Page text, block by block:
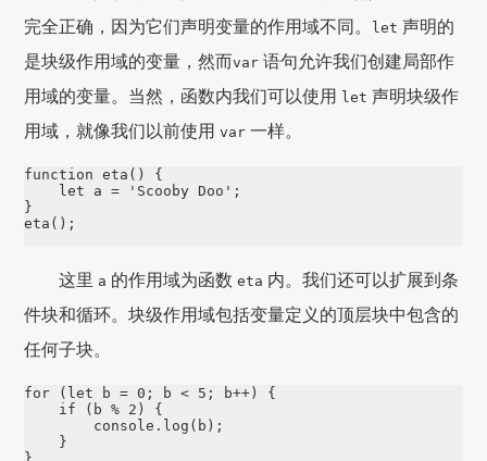
完全正确，因为它们声明变量的作用域不同。
let 声明的
是块级作用域的变量，然而var 语句允许我们创建局部作
用域的变量。当然，函数内我们可以使用
let 声明块级作
用域，就像我们以前使用var 一样。
function eta () {
let a = ' Scooby Doo ' ;
eta ();
这里 a 的作用域为函数eta 内。我们还可以扩展到条
件块和循环。块级作用域包括变量定义的顶层块中包含的
任何子块。
for ( let b = 0 ; b < 5 ; b++ ) {
if (b % 2 ) {
console . log (b);
    }